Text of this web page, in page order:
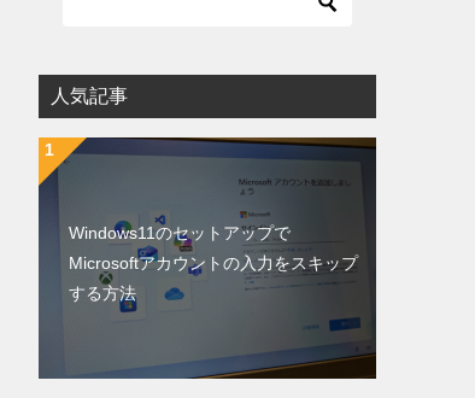
人気記事
Windows11のセットアップで
Microsoftアカウントの入力をスキップ
する方法